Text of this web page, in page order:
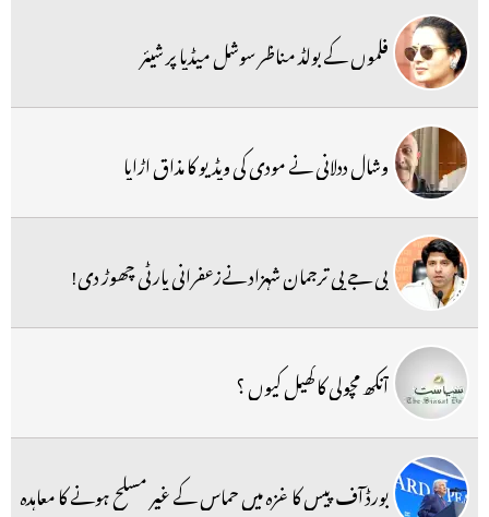
فلموں کے بولڈ مناظر سوشل میڈیا پر شیئر
وشال ددلانی نے مودی کی ویڈیو کا مذاق اڑایا
بی جے پی ترجمان شہزاد نےزعفرانی پارٹی چھوڑ دی!
آنکھ مچولی کا کھیل کیوں ؟
بورڈ آف پیس کا غزہ میں حماس کے غیر مسلح ہونے کا معاہدہ